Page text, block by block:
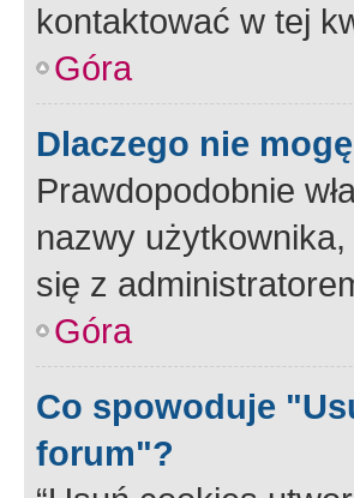
kontaktować w tej
Góra
Dlaczego nie
Prawdopodobnie
nazwy
się z
Góra
Co spowoduje
forum"?